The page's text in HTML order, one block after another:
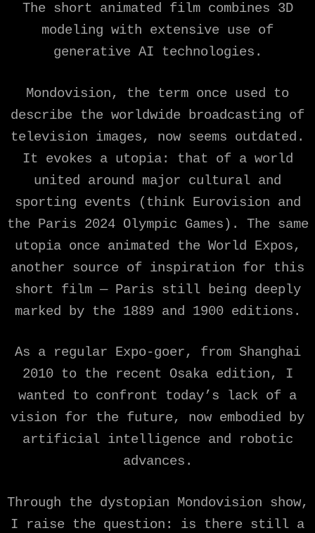
The short animated film combines 3D
modeling with extensive use of
generative AI technologies.
Mondovision, the term once used to
describe the worldwide broadcasting of
television images, now seems outdated.
It evokes a utopia: that of a world
united around major cultural and
sporting events (think Eurovision and
the Paris 2024 Olympic Games). The same
utopia once animated the World Expos,
another source of inspiration for this
short film — Paris still being deeply
marked by the 1889 and 1900 editions.
As a regular Expo-goer, from Shanghai
2010 to the recent Osaka edition, I
wanted to confront today’s lack of a
vision for the future, now embodied by
artificial intelligence and robotic
advances.
Through the dystopian Mondovision show,
I raise the question: is there still a